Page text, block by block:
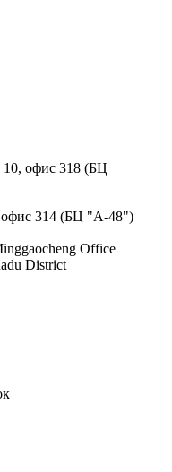
10, офис 318 (БЦ
офис 314 (БЦ "А-48")
Office
District